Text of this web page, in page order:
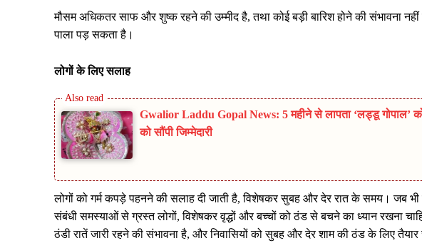
मौसम अधिकतर साफ और शुष्क रहने की उम्मीद है, तथा कोई बड़ी बारिश होने की संभावना
पाला पड़ सकता है।
लोगों के लिए सलाह
Gwalior Laddu Gopal News: 5 महीने से लापता ‘लड्डू गोपाल’
को सौंपी जिम्मेदारी
लोगों को गर्म कपड़े पहनने की सलाह दी जाती है, विशेषकर सुबह और देर रात के समय। जब
संबंधी समस्याओं से ग्रस्त लोगों, विशेषकर वृद्धों और बच्चों को ठंड से बचने का ध्यान रखना
ठंडी रातें जारी रहने की संभावना है, और निवासियों को सुबह और देर शाम की ठंड के लिए तैयार